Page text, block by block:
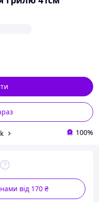
100%
від 170 ₴